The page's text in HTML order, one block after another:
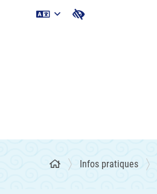
Infos pratiques